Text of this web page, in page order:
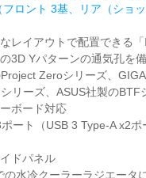
ロント 3基、リア（ショッ
レイアウトで配置できる
3D Yパターンの通気孔を
Zeroシリーズ、
リーズ、ASUS社製のBTF
ボード対応
ポート（USB 3 Type-A x2
ドパネル
の水冷クーラーラジエータ